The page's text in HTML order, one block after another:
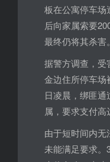
板在公寓停车场
后向家属索要
最终仍将其杀害。
据警方调查，受
金边住所停车场
日凌晨，绑匪
属，要求支付高
由于短时间内无
未能满足要求